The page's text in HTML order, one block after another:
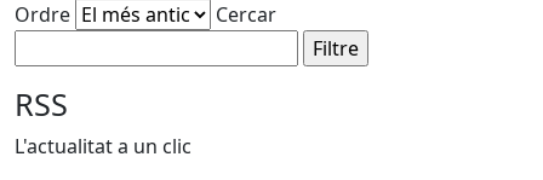
Ordre
Cercar
RSS
L'actualitat a un clic